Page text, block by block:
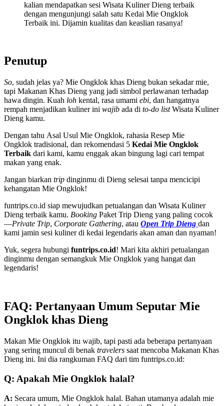
kalian mendapatkan sesi Wisata Kuliner Dieng terbaik
dengan mengunjungi salah satu Kedai Mie Ongklok
Terbaik ini. Dijamin kualitas dan keaslian rasanya!
Penutup
So, sudah jelas ya? Mie Ongklok khas Dieng bukan sekadar mie,
tapi Makanan Khas Dieng yang jadi simbol perlawanan terhadap
hawa dingin. Kuah loh kental, rasa umami ebi, dan hangatnya
rempah menjadikan kuliner ini wajib ada di to-do listWisata Kuliner
Dieng kamu.
Dengan tahu Asal Usul Mie Ongklok, rahasia Resep Mie
Ongklok tradisional, dan rekomendasi 5 Kedai Mie Ongklok
Terbaik dari kami, kamu enggak akan bingung lagi cari tempat
makan yang enak.
Jangan biarkan trip dinginmu di Dieng selesai tanpa mencicipi
kehangatan Mie Ongklok!
funtrips.co.id siap mewujudkan petualangan dan Wisata Kuliner
Dieng terbaik kamu. Booking Paket Trip Dieng yang paling cocok
—Private Trip, Corporate Gathering, atau Open Trip Dieng dan
kami jamin sesi kuliner di kedai legendaris akan aman dan nyaman!
Yuk, segera hubungi funtrips.co.id! Mari kita akhiri petualangan
dinginmu dengan semangkuk Mie Ongklok yang hangat dan
legendaris!
FAQ: Pertanyaan Umum Seputar Mie
Ongklok khas Dieng
Makan Mie Ongklok itu wajib, tapi pasti ada beberapa pertanyaan
yang sering muncul di benak travelers saat mencoba Makanan Khas
Dieng ini. Ini dia rangkuman FAQ dari tim funtrips.co.id:
Q: Apakah Mie Ongklok halal?
A: Secara umum, Mie Ongklok halal. Bahan utamanya adalah mie